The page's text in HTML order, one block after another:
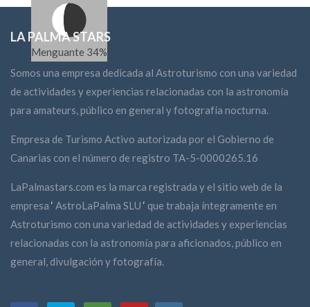
Menguante 34%
LA PALMA STARS
Somos una empresa dedicada al Astroturismo con una variedad
de actividades y experiencias relacionadas con la astronomía
para amateurs, público en general y fotografía nocturna.
Empresa de Turismo Activo autorizada por el Gobierno de
Canarias con el número de registro TA-5-0000265.16
LaPalmastars.com es la marca registrada y el sitio web de la
empresa ‘ AstroLaPalma SLU ‘ que trabaja íntegramente en
Astroturismo con una variedad de actividades y experiencias
relacionadas con la astronomía para aficionados, público en
general, divulgación y fotografía.